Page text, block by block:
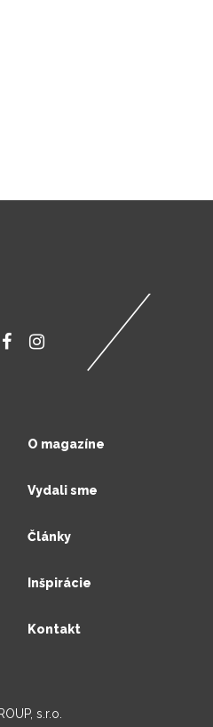
O magazíne
Vydali sme
Články
Inšpirácie
Kontakt
s.r.o.